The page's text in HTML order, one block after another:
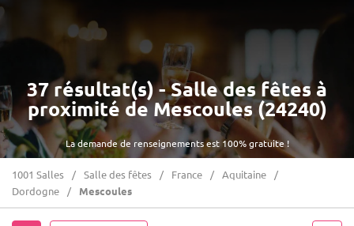
La demande de renseignements est 100% gratuite !
37 résultat(s) - Salle des fêtes à
proximité de Mescoules (24240)
1001 Salles Salle des fêtes France
Aquitaine
Dordogne
Mescoules